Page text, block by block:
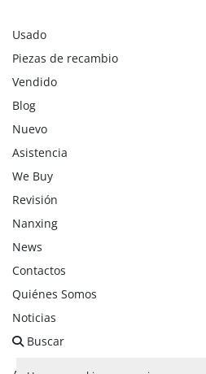
Usado
Piezas de recambio
Vendido
Blog
Nuevo
Asistencia
We Buy
Revisión
Nanxing
News
Contactos
Quiénes Somos
Noticias
Buscar